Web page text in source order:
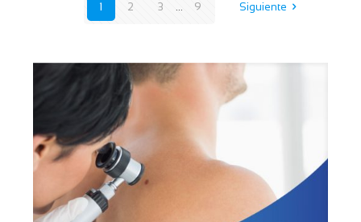
1 2 3 ... 9 Siguiente